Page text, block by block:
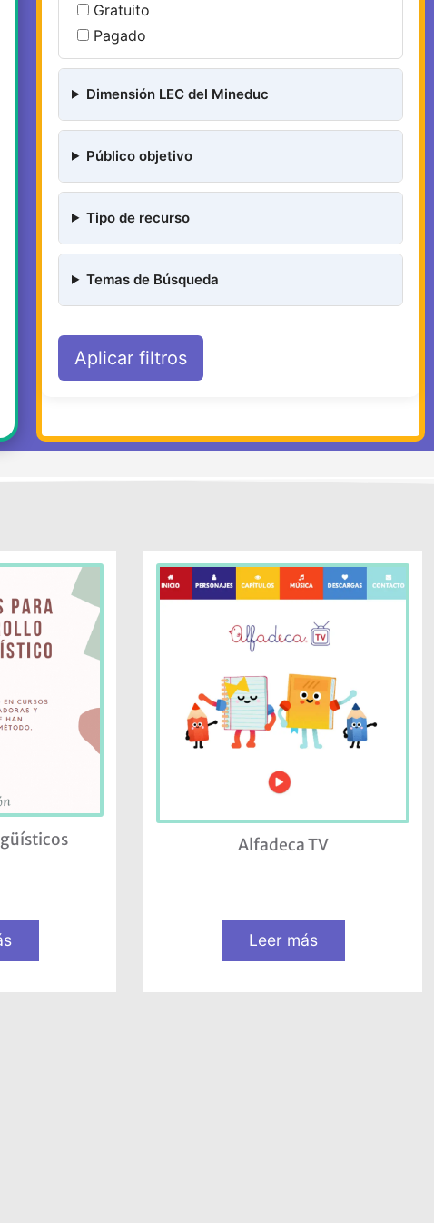
Gratuito
Pagado
Dimensión LEC del Mineduc
Público objetivo
Tipo de recurso
Temas de Búsqueda
Aplicar filtros
Alfadeca TV
Leer más